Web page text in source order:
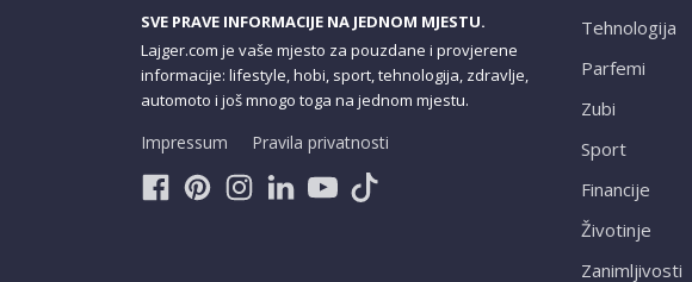
SVE PRAVE INFORMACIJE NA JEDNOM MJESTU.
Lajger.com je vaše mjesto za pouzdane i provjerene
informacije: lifestyle, hobi, sport, tehnologija, zdravlje,
automoto i još mnogo toga na jednom mjestu.
Impressum Pravila privatnosti
Tehnologija
Parfemi
Zubi
Sport
Financije
Životinje
Zanimljivosti